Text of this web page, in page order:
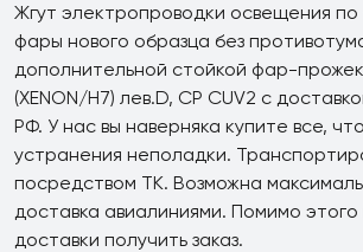
Жгут электропроводки освещения
фары нового образца без
дополнительной стойкой фар-
(XENON/H7) лев.D, CP CUV2 с
РФ. У нас вы наверняка купите все,
устранения неполадки.
посредством ТК. Возможна
доставка авиалиниями. Помимо этого
доставки получить заказ.